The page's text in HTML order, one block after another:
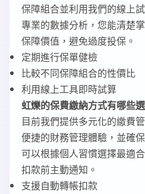
保障組合並利用我們的線上
專業的數據分析，您能清楚
保障價值，避免過度投保。
定期進行保單健檢
比較不同保障組合的性價比
利用線上工具即時試算
虹爍的保費繳納方式有哪些
目前我們提供多元化的繳費
便捷的財務管理體驗，並確
可以根據個人習慣選擇最適
扣款前主動通知。
支援自動轉帳扣款